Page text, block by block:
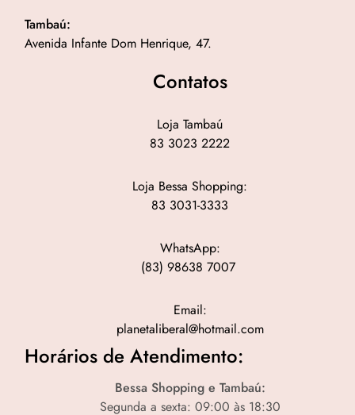
Tambaú:
Avenida Infante Dom Henrique, 47.
Contatos
Loja Tambaú
83 3023 2222
Loja Bessa Shopping:
83 3031-3333
WhatsApp:
(83) 98638 7007
Email:
planetaliberal@hotmail.com
Horários de Atendimento:
Bessa Shopping e Tambaú:
Segunda a sexta: 09:00 às 18:30